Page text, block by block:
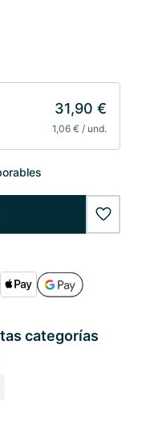
31,90 €
1,06 € / und.
categorías